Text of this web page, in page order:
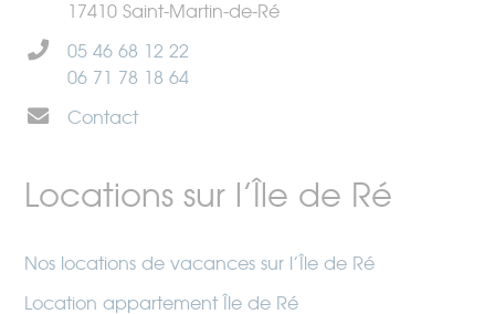
17410 Saint-Martin-de-Ré
05 46 68 12 22
06 71 78 18 64
Contact
Locations sur l’Île de Ré
Nos locations de vacances sur l’Île de Ré
Location appartement Île de Ré